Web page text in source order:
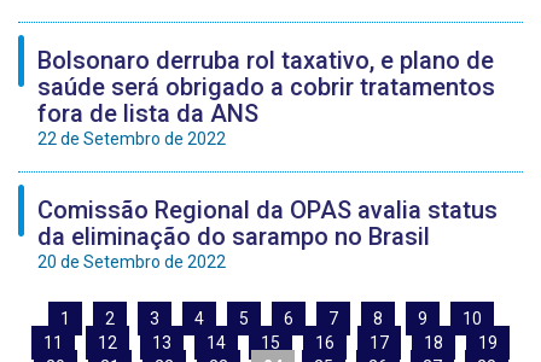
Bolsonaro derruba rol taxativo, e plano de
saúde será obrigado a cobrir tratamentos
fora de lista da ANS
22 de Setembro de 2022
Comissão Regional da OPAS avalia status
da eliminação do sarampo no Brasil
20 de Setembro de 2022
1 2 3 4 5 6 7 8 9
10
11
12 13 14 15 16 17 18
19